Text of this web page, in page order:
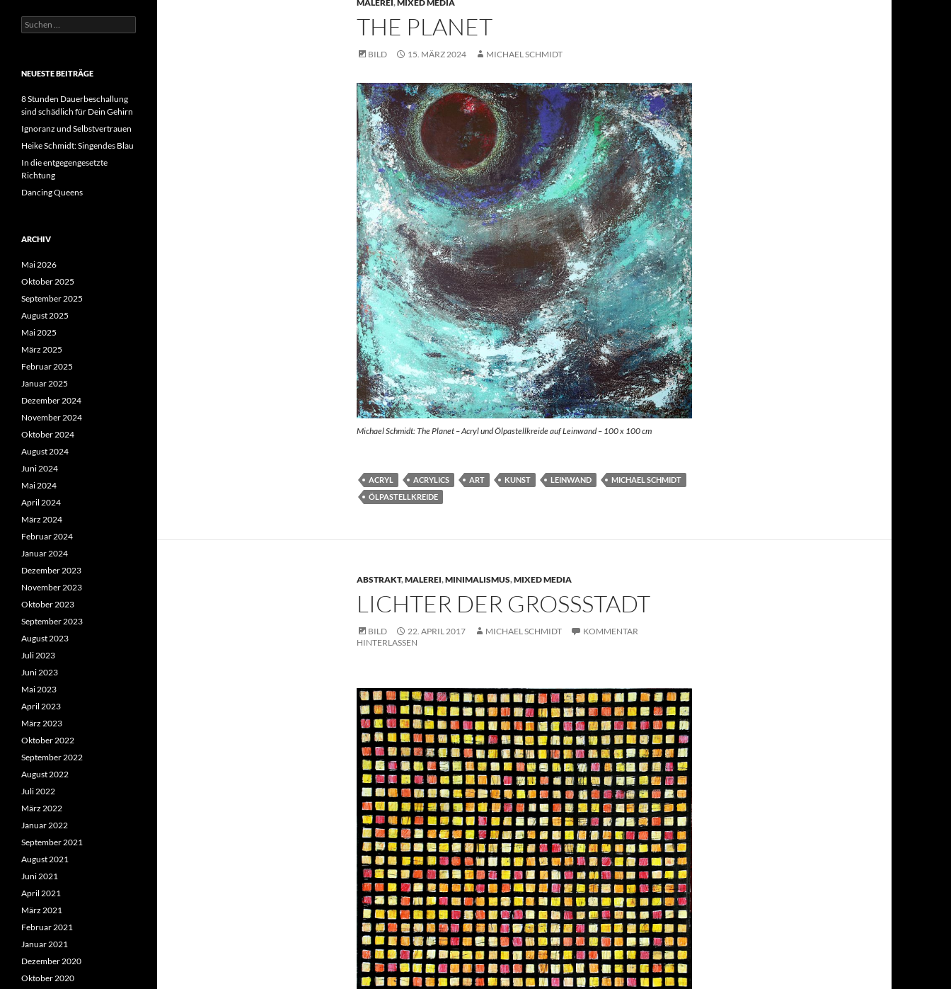
MALEREI,MIXED MEDIA
THE PLANET
BILD 15. MÄRZ 2024 MICHAEL SCHMIDT
Michael Schmidt: The Planet – Acryl und Ölpastellkreide auf Leinwand – 100 x 100 cm
ACRYL ACRYLICS ART KUNST LEINWAND
MICHAEL SCHMIDT
ÖLPASTELLKREIDE
ABSTRAKT,MALEREI,MINIMALISMUS,MIXED MEDIA
LICHTER DER GROSSSTADT
BILD 22. APRIL 2017 MICHAEL SCHMIDT
KOMMENTAR
HINTERLASSEN
Suchen
nach:
NEUESTE BEITRÄGE
8 Stunden Dauerbeschallung
sind schädlich für Dein Gehirn
Ignoranz und Selbstvertrauen
Heike Schmidt: Singendes Blau
In die entgegengesetzte
Richtung
Dancing Queens
ARCHIV
Mai 2026
Oktober 2025
September 2025
August 2025
Mai 2025
März 2025
Februar 2025
Januar 2025
Dezember 2024
November 2024
Oktober 2024
August 2024
Juni 2024
Mai 2024
April 2024
März 2024
Februar 2024
Januar 2024
Dezember 2023
November 2023
Oktober 2023
September 2023
August 2023
Juli 2023
Juni 2023
Mai 2023
April 2023
März 2023
Oktober 2022
September 2022
August 2022
Juli 2022
März 2022
Januar 2022
September 2021
August 2021
Juni 2021
April 2021
März 2021
Februar 2021
Januar 2021
Dezember 2020
Oktober 2020